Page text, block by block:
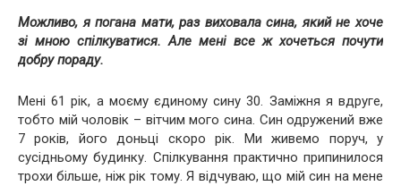
Можливо, я погана мати, раз виховала сина, який не хоче
зі мною спілкуватися. Але мені все ж хочеться почути
добру пораду.
Мені 61 рік, а моєму єдиному сину 30. Заміжня я вдруге,
тобто мій чоловік – вітчим мого сина. Син одружений вже
7 років, його доньці скоро рік. Ми живемо поруч, у
сусідньому будинку. Спілкування практично припинилося
трохи більше, ніж рік тому. Я відчуваю, що мій син на мене